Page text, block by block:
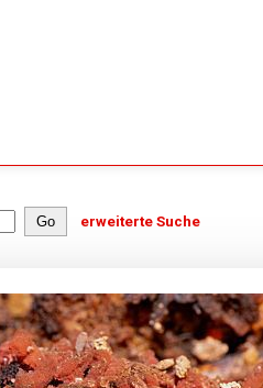
erweiterte Suche